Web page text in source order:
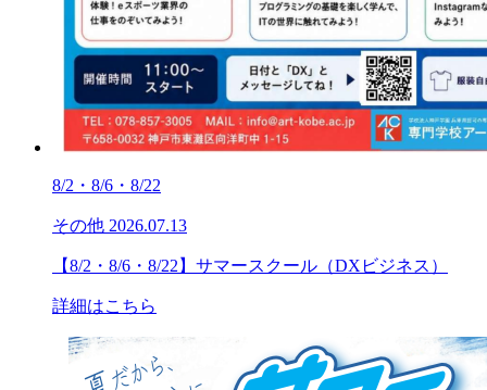
8/2・8/6・8/22
その他 2026.07.13
【8/2・8/6・8/22】サマースクール（DXビジネス）
詳細はこちら